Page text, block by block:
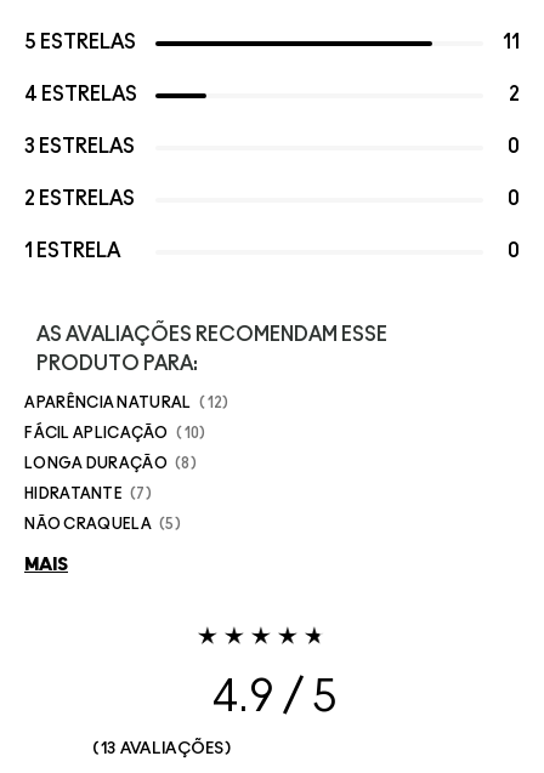
5 ESTRELAS 11
4 ESTRELAS 2
3 ESTRELAS 0
2 ESTRELAS 0
1 ESTRELA 0
AS AVALIAÇÕES RECOMENDAM ESSE
PRODUTO PARA:
APARÊNCIA NATURAL 12
FÁCIL APLICAÇÃO 10
LONGA DURAÇÃO 8
HIDRATANTE 7
NÃO CRAQUELA 5
MAIS
4.9
13 AVALIAÇÕES